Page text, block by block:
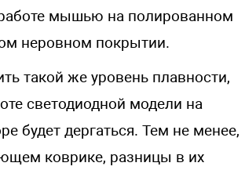
мышью на полированном
неровном покрытии.
такой же уровень плавности,
светодиодной модели на
будет дергаться. Тем не менее,
коврике, разницы в их